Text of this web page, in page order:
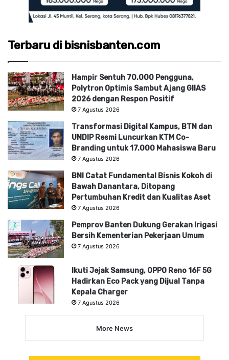
Terbaru di bisnisbanten.com
Hampir Sentuh 70.000 Pengguna,
Polytron Optimis Sambut Ajang GIIAS
2026 dengan Respon Positif
7 Agustus 2026
Transformasi Digital Kampus, BTN dan
UNDIP Resmi Luncurkan KTM Co-
Branding untuk 17.000 Mahasiswa Baru
7 Agustus 2026
BNI Catat Fundamental Bisnis Kokoh di
Bawah Danantara, Ditopang
Pertumbuhan Kredit dan Kualitas Aset
7 Agustus 2026
Pemprov Banten Dukung Gerakan Irigasi
Bersih Kementerian Pekerjaan Umum
7 Agustus 2026
Ikuti Jejak Samsung, OPPO Reno 16F 5G
Hadirkan Eco Pack yang Dijual Tanpa
Kepala Charger
7 Agustus 2026
More News